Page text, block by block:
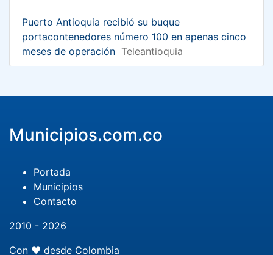
Puerto Antioquia recibió su buque
portacontenedores número 100 en apenas cinco
meses de operación Teleantioquia
Municipios.com.co
Portada
Municipios
Contacto
2010 - 2026
Con ❤️ desde Colombia